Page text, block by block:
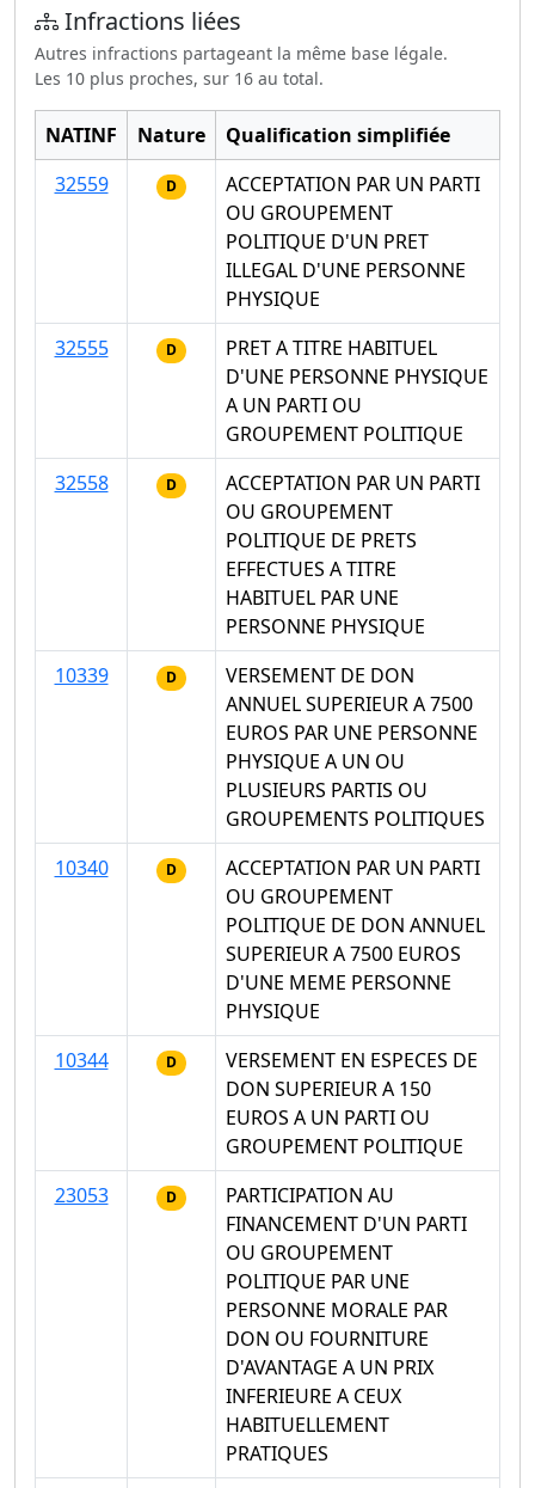
Infractions liées
Autres infractions partageant la même base légale.
Les 10 plus proches, sur 16 au total.
NATINF Nature
Qualification simplifiée
32559
D
ACCEPTATION PAR UN PARTI
OU GROUPEMENT
POLITIQUE D'UN PRET
ILLEGAL D'UNE PERSONNE
PHYSIQUE
32555
D
PRET A TITRE HABITUEL
D'UNE PERSONNE PHYSIQUE
A UN PARTI OU
GROUPEMENT POLITIQUE
32558
D
ACCEPTATION PAR UN PARTI
OU GROUPEMENT
POLITIQUE DE PRETS
EFFECTUES A TITRE
HABITUEL PAR UNE
PERSONNE PHYSIQUE
10339
D
VERSEMENT DE DON
ANNUEL SUPERIEUR A 7500
EUROS PAR UNE PERSONNE
PHYSIQUE A UN OU
PLUSIEURS PARTIS OU
GROUPEMENTS POLITIQUES
10340
D
ACCEPTATION PAR UN PARTI
OU GROUPEMENT
POLITIQUE DE DON ANNUEL
SUPERIEUR A 7500 EUROS
D'UNE MEME PERSONNE
PHYSIQUE
10344
D
VERSEMENT EN ESPECES DE
DON SUPERIEUR A 150
EUROS A UN PARTI OU
GROUPEMENT POLITIQUE
23053
D
PARTICIPATION AU
FINANCEMENT D'UN PARTI
OU GROUPEMENT
POLITIQUE PAR UNE
PERSONNE MORALE PAR
DON OU FOURNITURE
D'AVANTAGE A UN PRIX
INFERIEURE A CEUX
HABITUELLEMENT
PRATIQUES